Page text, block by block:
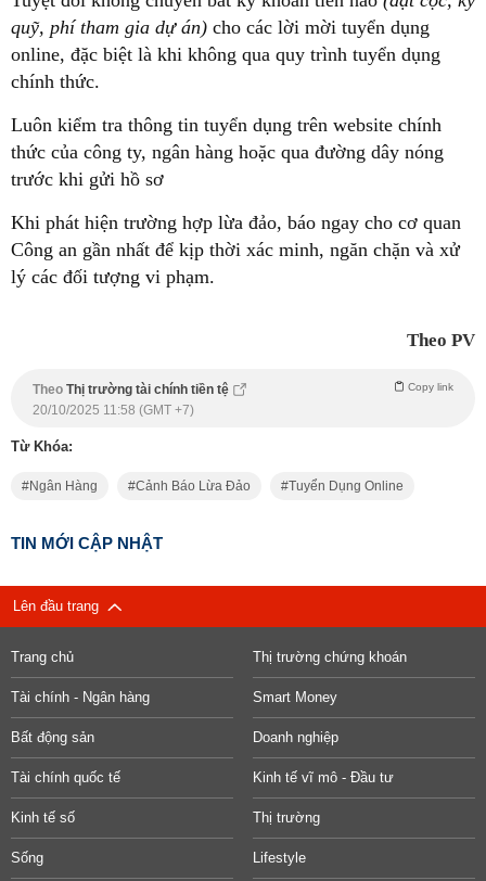
quỹ, phí tham gia dự án) cho các lời mời tuyển dụng
online, đặc biệt là khi không qua quy trình tuyển dụng
chính thức.
Luôn kiểm tra thông tin tuyển dụng trên website chính
thức của công ty, ngân hàng hoặc qua đường dây nóng
trước khi gửi hồ sơ
Khi phát hiện trường hợp lừa đảo, báo ngay cho cơ quan
Công an gần nhất để kịp thời xác minh, ngăn chặn và xử
lý các đối tượng vi phạm.
Theo PV
Theo Thị trường tài chính tiền tệ Copy link
20/10/2025 11:58 (GMT +7)
Từ Khóa:
Ngân Hàng Cảnh Báo Lừa Đảo Tuyển Dụng Online
TIN MỚI CẬP NHẬT
Lên đầu trang
Trang chủ Thị trường chứng khoán
Tài chính - Ngân hàng Smart Money
Bất động sản Doanh nghiệp
Tài chính quốc tế Kinh tế vĩ mô - Đầu tư
Kinh tế số Thị trường
Sống Lifestyle